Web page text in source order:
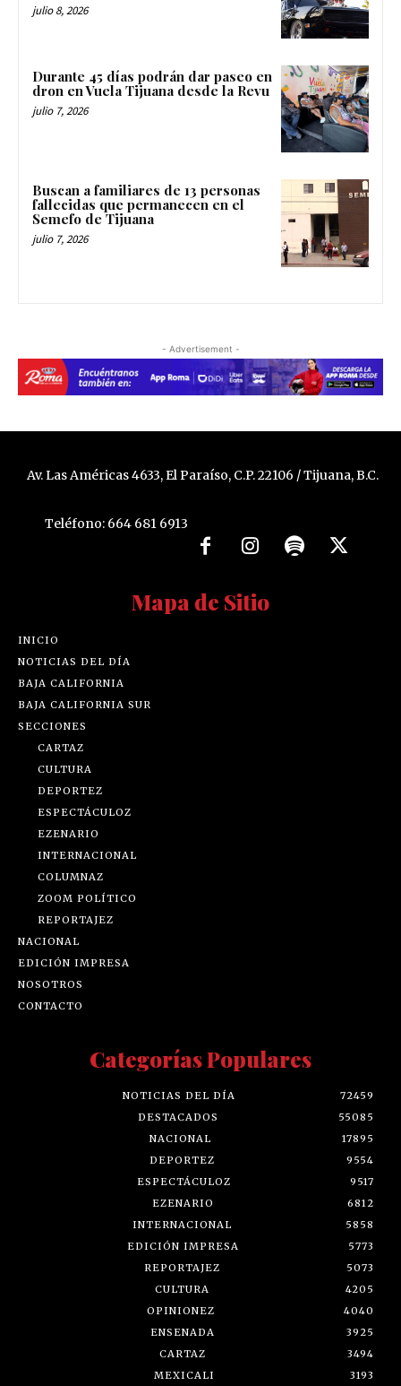
julio 8, 2026
Durante 45 días podrán dar paseo en
dron en Vuela Tijuana desde la Revu
julio 7, 2026
Buscan a familiares de 13 personas
fallecidas que permanecen en el
Semefo de Tijuana
julio 7, 2026
- Advertisement -
Av. Las Américas 4633, El Paraíso, C.P. 22106 / Tijuana, B.C.
Teléfono: 664 681 6913
Mapa de Sitio
INICIO
NOTICIAS DEL DÍA
BAJA CALIFORNIA
BAJA CALIFORNIA SUR
SECCIONES
CARTAZ
CULTURA
DEPORTEZ
ESPECTÁCULOZ
EZENARIO
INTERNACIONAL
COLUMNAZ
ZOOM POLÍTICO
REPORTAJEZ
NACIONAL
EDICIÓN IMPRESA
NOSOTROS
CONTACTO
Categorías Populares
NOTICIAS DEL DÍA
72459
DESTACADOS
55085
NACIONAL
17895
DEPORTEZ
9554
ESPECTÁCULOZ
9517
EZENARIO
6812
INTERNACIONAL
5858
EDICIÓN IMPRESA
5773
REPORTAJEZ
5073
CULTURA
4205
OPINIONEZ
4040
ENSENADA
3925
CARTAZ
3494
MEXICALI
3193